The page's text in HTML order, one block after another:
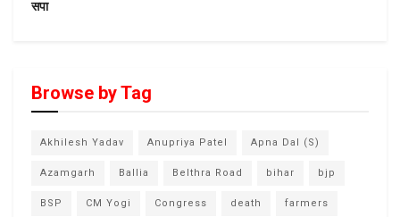
सपा
Browse by Tag
Akhilesh Yadav Anupriya Patel Apna Dal (S)
Azamgarh Ballia Belthra Road bihar bjp
BSP CM Yogi Congress death farmers